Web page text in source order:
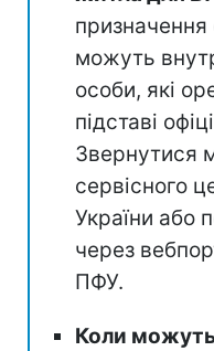
призначення
можуть
особи, які
підставі
Звернутися
сервісного
України або
через
ПФУ.
Коли можуть